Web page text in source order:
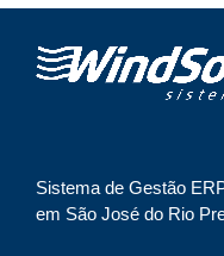
Sistema de Gestão
em São José do Rio